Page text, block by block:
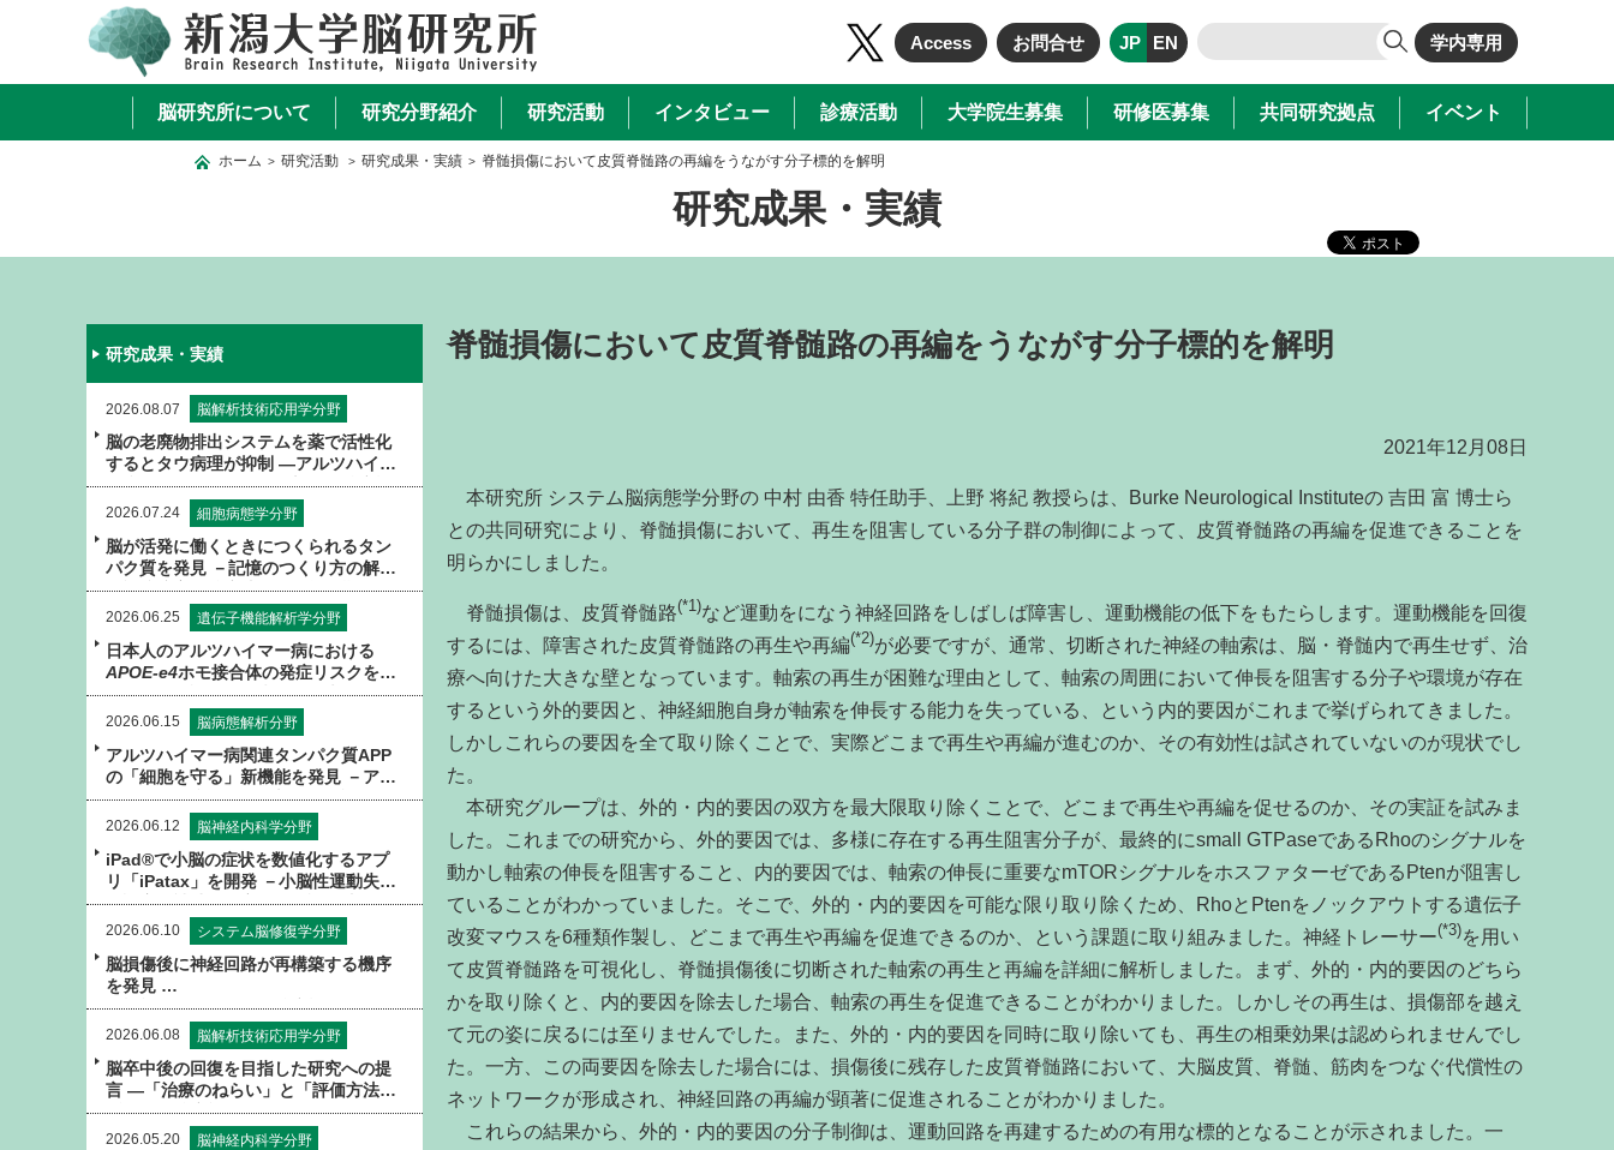
Access お問合せ JP EN 学内専用
脳研究所について 研究分野紹介 研究活動 インタビュー 診療活動 大学院生募集 研修医募集 共同研究拠点 イベント
ホーム > 研究活動 > 研究成果・実績 > 脊髄損傷において皮質脊髄路の再編をうながす分子標的を解明
研究成果・実績
脊髄損傷において皮質脊髄路の再編をうながす分子標的を解明
2021年12月08日
本研究所 システム脳病態学分野の 中村 由香 特任助手、上野 将紀 教授らは、 Burke Neurological Instituteの 吉田 富 博士ら
との共同研究により、脊髄損傷において、再生を阻害している分子群の制御によって、皮質脊髄路の再編を促進できることを
明らかにしました。
脊髄損傷は、皮質脊髄路(*1)など運動をになう神経回路をしばしば障害し、運動機能の低下をもたらします。運動機能を回復
するには、障害された皮質脊髄路の再生や再編(*2)が必要ですが、通常、切断された神経の軸索は、脳・脊髄内で再生せず、治
療へ向けた大きな壁となっています。軸索の再生が困難な理由として、軸索の周囲において伸長を阻害する分子や環境が存在
するという外的要因と、神経細胞自身が軸索を伸長する能力を失っている、という内的要因がこれまで挙げられてきました。
しかしこれらの要因を全て取り除くことで、実際どこまで再生や再編が進むのか、その有効性は試されていないのが現状でし
た。
本研究グループは、外的・内的要因の双方を最大限取り除くことで、どこまで再生や再編を促せるのか、その実証を試みま
した。これまでの研究から、外的要因では、多様に存在する再生阻害分子が、最終的にsmall GTPaseである Rhoのシグナルを
動かし軸索の伸長を阻害すること、内的要因では、軸索の伸長に重要なmTORシグナルをホスファターゼである Ptenが阻害し
ていることがわかっていました。そこで、外的・内的要因を可能な限り取り除くため、
Rhoと Ptenをノックアウトする遺伝子
改変マウスを6種類作製し、どこまで再生や再編を促進できるのか、という課題に取り組みました。神経トレーサー(*3)を用い
て皮質脊髄路を可視化し、脊髄損傷後に切断された軸索の再生と再編を詳細に解析しました。まず、外的・内的要因のどちら
かを取り除くと、内的要因を除去した場合、軸索の再生を促進できることがわかりました。しかしその再生は、損傷部を越え
て元の姿に戻るには至りませんでした。また、外的・内的要因を同時に取り除いても、再生の相乗効果は認められませんでし
た。一方、この両要因を除去した場合には、損傷後に残存した皮質脊髄路において、大脳皮質、脊髄、筋肉をつなぐ代償性の
ネットワークが形成され、神経回路の再編が顕著に促進されることがわかりました。
これらの結果から、外的・内的要因の分子制御は、運動回路を再建するための有用な標的となることが示されました。一
研究成果・実績
2026.08.07 脳解析技術応用学分野
脳の老廃物排出システムを薬で活性化
するとタウ病理が抑制 ―アルツハイマ
ー病などタウオパチーの新たな治療戦
略となる可能性―
2026.07.24 細胞病態学分野
脳が活発に働くときにつくられるタン
パク質を発見 －記憶のつくり方の解明
や記憶障害の治療法への貢献に期待－
2026.06.25 遺伝子機能解析学分野
日本人のアルツハイマー病における
APOE-e4ホモ接合体の発症リスクを30
年振りに再評価－従来よりも大幅に低
倍率であることを解明し、より緻密な
リスク評価に基づく予防・医療戦略へ
－
2026.06.15 脳病態解析分野
アルツハイマー病関連タンパク質APP
の「細胞を守る」新機能を発見 －アル
ツハイマー病の原因の新しい仮説を提
唱－
2026.06.12 脳神経内科学分野
iPad®で小脳の症状を数値化するアプ
リ「iPatax」を開発 －小脳性運動失調
の診察を補助する客観的な評価法とし
て発展に期待－
2026.06.10 システム脳修復学分野
脳損傷後に神経回路が再構築する機序
を発見
－機能回復をもたらす治療標的の解明
へ－
2026.06.08 脳解析技術応用学分野
脳卒中後の回復を目指した研究への提
言 ―「治療のねらい」と「評価方法の
ずれ」が治療効果を見えにくくしてい
る可能性―
2026.05.20 脳神経内科学分野